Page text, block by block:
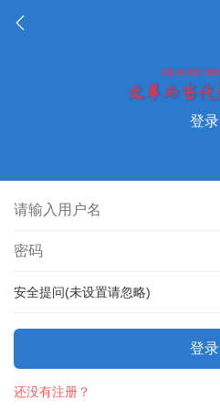
登录
安全提问(未设置请忽略)
登录
还没有注册？